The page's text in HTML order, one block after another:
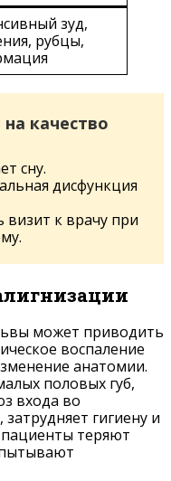
зуд,
рубцы,
качество
сну.
дисфункция
к врачу при
может приводить
воспаление
анатомии.
половых губ,
входа во
гигиену и
теряют